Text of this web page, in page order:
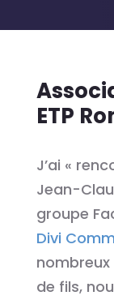
ETP
J’ai «
Jean-
groupe
Divi
de fils,